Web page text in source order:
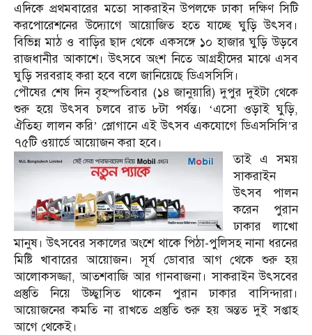
এদিকে প্রথমবারের মতো সাকরাইন উপলক্ষে ঢাকা দক্ষিণ সিটি
করপোরেশনের উদ্যোগে আয়োজিত হতে যাচ্ছে ঘুড়ি উৎসব।
বিভিন্ন মাঠ ও বাড়ির ছাদ থেকে একসঙ্গে ১০ হাজার ঘুড়ি উড়বে
রাজধানীর আকাশে। উৎসবে অংশ নিতে আগ্রহীদের মাঝে এসব
ঘুড়ি সরবরাহ করা হবে বলে জানিয়েছে ডিএসসিসি।
পৌষের শেষ দিন বৃহস্পতিবার (১৪ জানুয়ারি) দুপুর দুইটা থেকে
শুরু হয়ে উৎসব চলবে রাত ৮টা পর্যন্ত। ‘এসো ওড়াই ঘুড়ি,
ঐতিহ্য লালন করি’ স্লোগানে এই উৎসব একযোগে ডিএসসিসি’র
৭৫টি ওয়ার্ডে আয়োজন করা হবে।
তাই এ সময়
সাকরাইন
উৎসব পালন
করেন পুরান
ঢাকার লাখো
মানুষ। উৎসবের সকালের অংশে থাকে পিঠা-পুলিসহ নানা ধরনের
মিষ্টি খাবারের আয়োজন। সূর্য ডোবার আগ থেকে শুরু হয়
আলোকসজ্জা, আতশবাজি আর গানবাজনা। সাকরাইন উৎসবের
প্রস্তুতি নিয়ে উচ্ছ্বাসিত থাকেন পুরান ঢাকার বাসিন্দারা।
আয়োজনের কমতি না রাখতে প্রস্তুতি শুরু হয় অন্তত দুই সপ্তাহ
আগে থেকেই।